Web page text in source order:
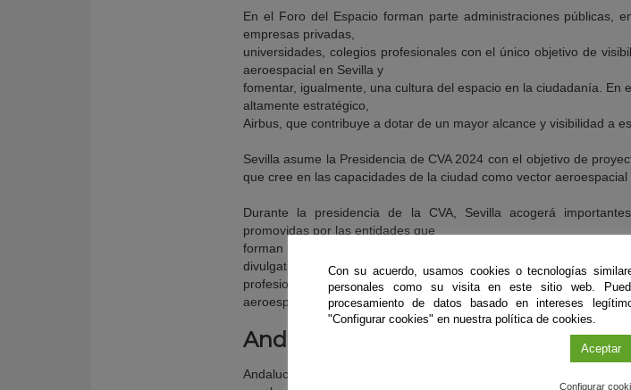
En el Foro del Espacio forman parte administraciones públicas,
empresas privadas,
universidades, colegios profesionales con el único objetivo de
aeroespacial en Sevilla y
fomentar, igualmente, una cultura del espacio en la ciudadanía.
altamente estratégico,
Airbus, que contribuye a dotar de un mayor alcance y visibilidad a
Sevilla asume la Presidencia de CVA 2024 con el objetivo de
que cree en las capacidades de la ciudad como vector
Durante la presidencia de la CVA, Sevilla acogerá
promovidas por las entidades que
forman parte del Foro consisten en una extensa variedad de
divulgativas, informativas,
profesionales, de negocio, culturales, sociales, entre otras,
aeroespacial.
Andalucía se lanza al espacio
Andalucía cuenta con un total de 152 entidades que desarrollan
Con su acuerdo, usamos cookies o tecnologías
personales como su visita en este sitio web.
procesamiento de datos basado en intereses
"Configurar cookies" en nuestra política de cookies.
Aceptar
Configurar